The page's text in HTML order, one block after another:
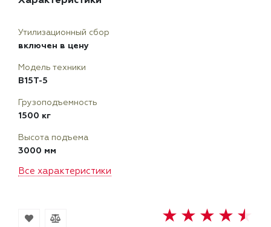
Все характеристики
Утилизационный сбор
включен в цену
Модель техники
B15T-5
Грузоподъемность
1500 кг
Высота подъема
3000 мм